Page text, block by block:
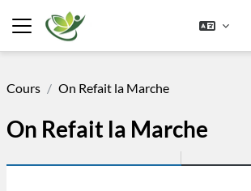
Passer au contenu principal
Panneau latéral
Cours On Refait la Marche
On Refait la Marche